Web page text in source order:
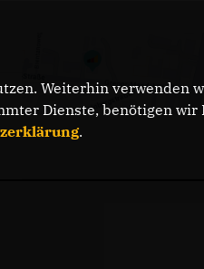
Weiterhin
Dienste, benötigen
.